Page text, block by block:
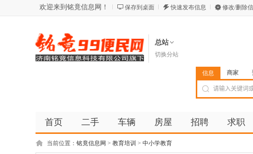
欢迎来到铭竟信息网！ 保存到桌面 快速发布信息 修改/删除
总站
切换分站
信息 商家
首页 二手 车辆 房屋 招聘 求职
当前位置： 铭竟信息网 > 教育培训 > 中小学教育